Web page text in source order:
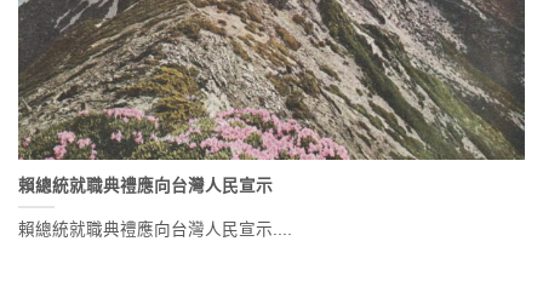
賴總統就職典禮應向台灣人民宣示
賴總統就職典禮應向台灣人民宣示....